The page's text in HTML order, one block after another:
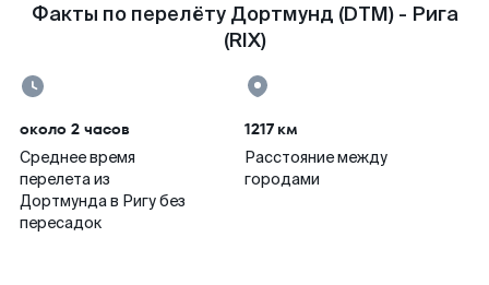
Факты по перелёту Дортмунд (DTM) - Рига
(RIX)
около 2 часов
Среднее время
перелета из
Дортмунда в Ригу без
пересадок
1217 км
Расстояние между
городами